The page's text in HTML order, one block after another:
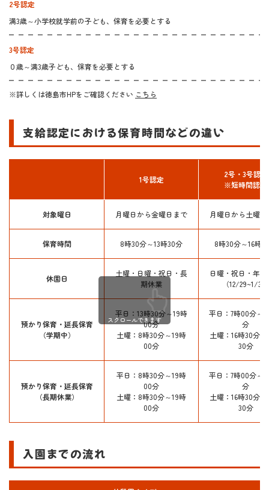
2号認定
満3歳～小学校就学前の子ども、保育を必要とする
3号認定
０歳～満3歳子ども、保育を必要とする
※詳しくは徳島市HPをご確認ください こちら
支給認定における保育時間などの違い
1号認定
2号・3号認定
​​​​​​​※短時間認定
対象曜日 月曜日から金曜日まで 月曜日から土曜
保育時間 8時30分～13時30分 8時30分～16時
休園日
土曜・日曜・祝日・長
期休業
日曜・祝日・年
（12/29~1/3）
預かり保育・延長保育
（学期中）
平日：13時30分～19時
00分
土曜：8時30分～19時
00分
平日：7時00分～
分
土曜：16時30分～
30分
預かり保育・延長保育
（長期休業）
平日：8時30分～19時
00分
土曜：8時30分～19時
00分
平日：7時00分～
分
土曜：16時30分～
30分
スクロールできます
入園までの流れ